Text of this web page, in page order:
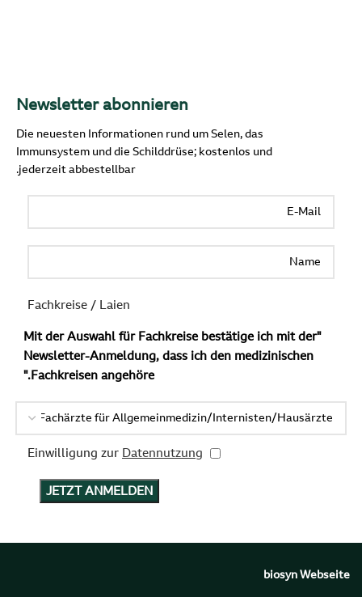
Newsletter abonnieren
Die neuesten Informationen rund um Selen, das
Immunsystem und die Schilddrüse; kostenlos und
jederzeit abbestellbar.
Fachkreise / Laien
"Mit der Auswahl für Fachkreise bestätige ich mit der
Newsletter-Anmeldung, dass ich den medizinischen
Fachkreisen angehöre."
Datennutzung
biosyn Webseite